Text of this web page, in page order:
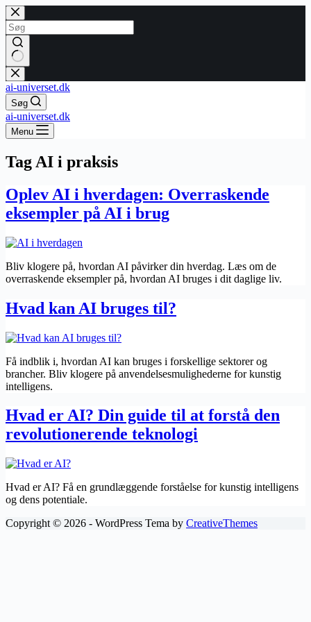
Fortsæt
til
indhold
Ingen
resultater
ai-universet.dk
Søg
ai-universet.dk
Menu
Tag AI i praksis
Oplev AI i hverdagen: Overraskende
eksempler på AI i brug
Bliv klogere på, hvordan AI påvirker din hverdag. Læs om de
overraskende eksempler på, hvordan AI bruges i dit daglige liv.
Hvad kan AI bruges til?
Få indblik i, hvordan AI kan bruges i forskellige sektorer og
brancher. Bliv klogere på anvendelsesmulighederne for kunstig
intelligens.
Hvad er AI? Din guide til at forstå den
revolutionerende teknologi
Hvad er AI? Få en grundlæggende forståelse for kunstig intelligens
og dens potentiale.
Copyright © 2026 - WordPress Tema by CreativeThemes